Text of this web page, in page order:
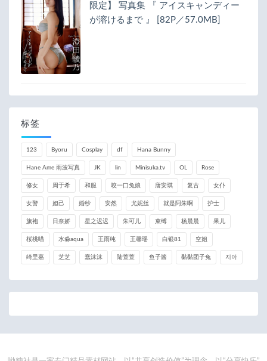
限定】 写真集 『 アイスキャンディー
が溶けるまで 』 [82P／57.0MB]
标签
123 Byoru Cosplay df Hana Bunny
Hane Ame 雨波写真 JK lin Minisuka.tv OL Rose
修女 周于希 和服 咬一口兔娘 唐安琪 复古 女仆
女警 妲己 婚纱 安然 尤妮丝 就是阿朱啊 护士
旗袍 日奈娇 星之迟迟 朱可儿 束缚 杨晨晨 果儿
桜桃喵 水淼aqua 王雨纯 王馨瑶 白银81 空姐
绮里嘉 芝芝 蠢沫沫 陆萱萱 鱼子酱 黏黏团子兔 지아